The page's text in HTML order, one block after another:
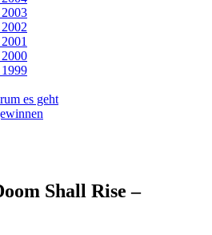
es geht
Shall Rise –